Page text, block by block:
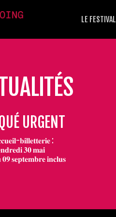
URGENT
𝐛𝐢𝐥𝐥𝐞𝐭𝐭𝐞𝐫𝐢𝐞 :
𝟑𝟎 𝐦𝐚𝐢
𝐬𝐞𝐩𝐭𝐞𝐦𝐛𝐫𝐞 𝐢𝐧𝐜𝐥𝐮𝐬
LE FESTIVAL